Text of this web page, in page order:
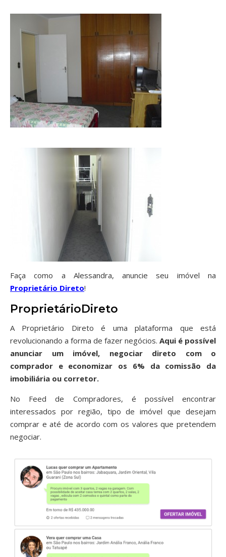
Faça como a Alessandra, anuncie seu imóvel na
Proprietário Direto!
ProprietárioDireto
A Proprietário Direto é uma plataforma que está
revolucionando a forma de fazer negócios. Aqui é possível
anunciar um imóvel, negociar direto com o
comprador e economizar os 6% da comissão da
imobiliária ou corretor.
No Feed de Compradores, é possível encontrar
interessados por região, tipo de imóvel que desejam
comprar e até de acordo com os valores que pretendem
negociar.